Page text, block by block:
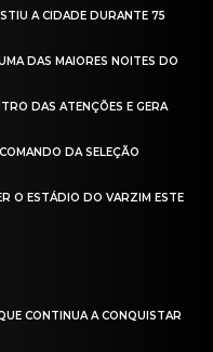
A CIDADE DURANTE 75
DAS MAIORES NOITES DO
DAS ATENÇÕES E GERA
DA SELEÇÃO
O ESTÁDIO DO VARZIM ESTE
CONTINUA A CONQUISTAR